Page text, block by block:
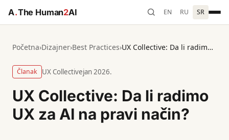
A.The Human2AI EN RU SR
Početna›Dizajner›Best Practices› UX Collective: Da li radimo UX za AI na pravi način?
Članak UX Collectivejan 2026.
UX Collective: Da li radimo
UX za AI na pravi način?